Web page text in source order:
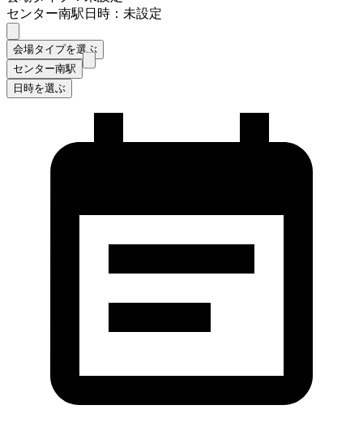
センター南駅日時：未設定
会場タイプを選ぶ
センター南駅
日時を選ぶ